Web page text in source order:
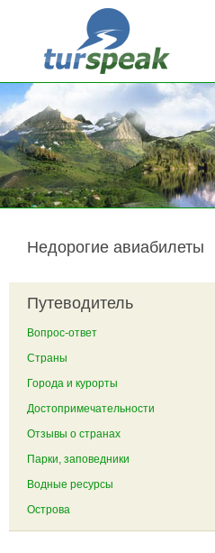
Перейти к основному содержанию
Недорогие авиабилеты
Путеводитель
Вопрос-ответ
Страны
Города и курорты
Достопримечательности
Отзывы о странах
Парки, заповедники
Водные ресурсы
Острова